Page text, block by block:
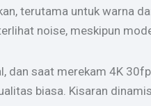
terutama untuk warna
noise, meskipun
dan saat merekam 4K
biasa. Kisaran